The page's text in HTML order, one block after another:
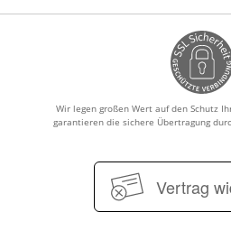
Wir legen großen Wert auf den Schutz
garantieren die sichere Übertragung
Vertrag